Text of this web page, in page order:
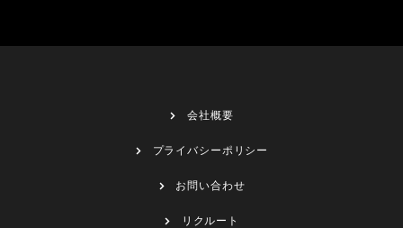
会社概要
プライバシーポリシー
お問い合わせ
リクルート